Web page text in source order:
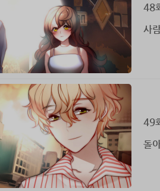
48
사
49
돌